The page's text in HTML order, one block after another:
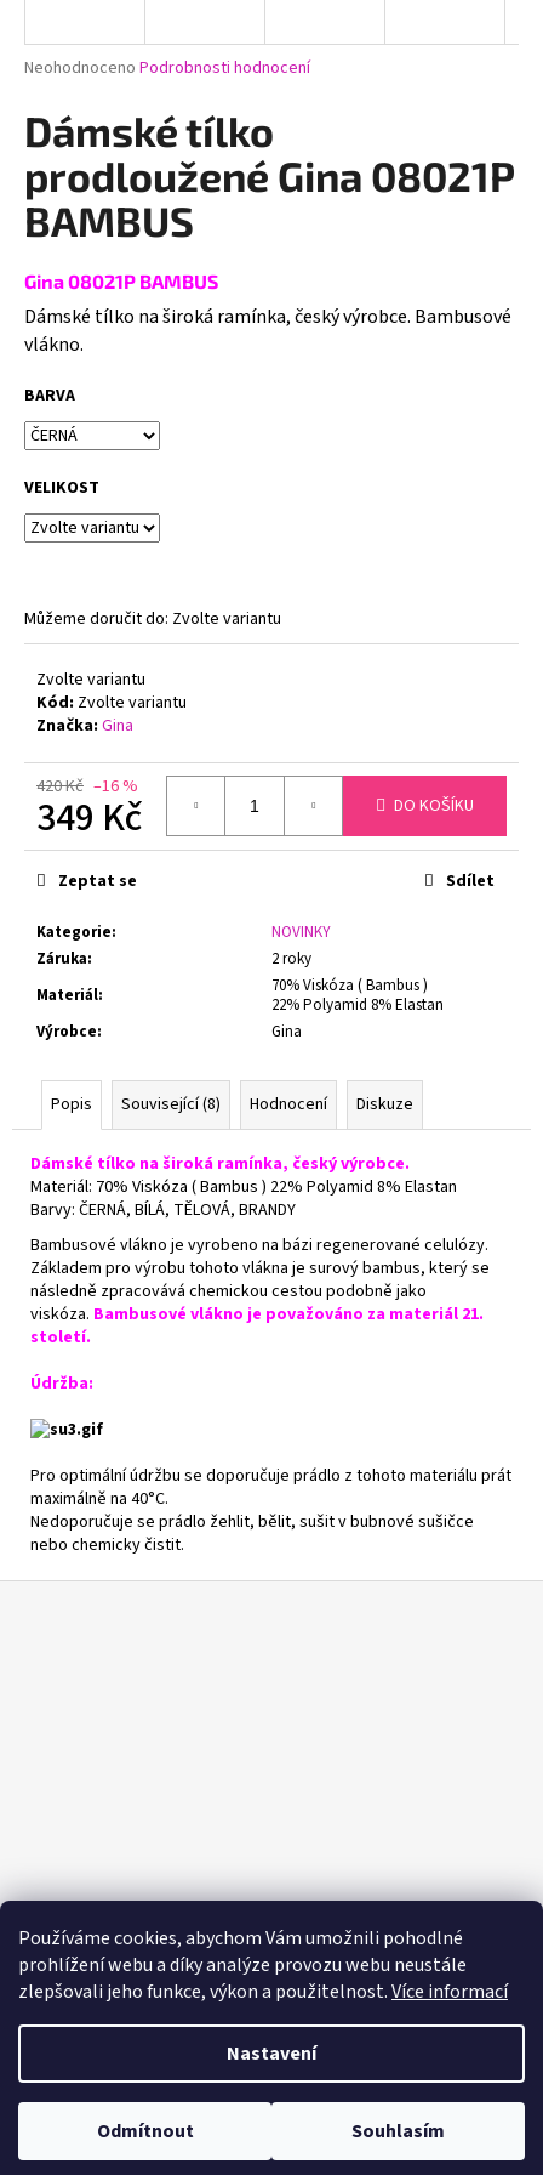
Používáme cookies, abychom Vám umožnili pohodlné
prohlížení webu a díky analýze provozu webu neustále
zlepšovali jeho funkce, výkon a použitelnost.Více informací
Nastavení
Odmítnout Souhlasím
Průměrné
produktu
je
5
hvězdiček.
Neohodnoceno Podrobnosti hodnocení
Dámské tílko
prodloužené Gina 08021P
BAMBUS
Gina 08021P BAMBUS
Dámské tílko na široká ramínka, český výrobce. Bambusové
vlákno.
BARVA
VELIKOST
Můžeme doručit do: Zvolte variantu
Zvolte variantu
Kód: Zvolte variantu
Značka: Gina
420 Kč –16 %
349 Kč
Měrná
cena:
DO KOŠÍKU
Kategorie:
NOVINKY
Záruka:
2 roky
Materiál:
70% Viskóza ( Bambus )
22% Polyamid 8% Elastan
Výrobce: Gina
Zeptat se Sdílet
Popis Související (8) Hodnocení Diskuze
Dámské tílko na široká ramínka, český výrobce.
Materiál: 70% Viskóza ( Bambus ) 22% Polyamid 8% Elastan
Barvy: ČERNÁ, BÍLÁ, TĚLOVÁ, BRANDY
Bambusové vlákno je vyrobeno na bázi regenerované celulózy.
Základem pro výrobu tohoto vlákna je surový bambus, který se
následně zpracovává chemickou cestou podobně jako
viskóza. Bambusové vlákno je považováno za materiál 21.
století.
Údržba:
Pro optimální údržbu se doporučuje prádlo z tohoto materiálu prát
maximálně na 40°C.
Nedoporučuje se prádlo žehlit, bělit, sušit v bubnové sušičce
nebo chemicky čistit.
j
t
?
HLEDAT
D
o
p
r
u
č
e
m
DÁMSKÝ
HŘEJIVÝ
ŽUPAN
SE
ŠÁLOVÝM
LÍMCEM
VESTIS
56
360
Copyright 2026Editapradlo.cz. Všechna práva vyhrazena.Upravit